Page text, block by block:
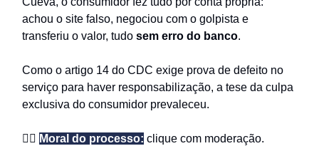
achou o site falso, negociou com o golpista e
transferiu o valor, tudo sem erro do banco.
Como o artigo 14 do CDC exige prova de defeito no
serviço para haver responsabilização, a tese da culpa
exclusiva do consumidor prevaleceu.
👉🏻 Moral do processo: clique com moderação.